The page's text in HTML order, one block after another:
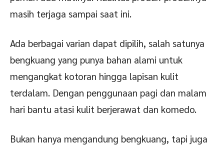
masih terjaga sampai saat ini.
Ada berbagai varian dapat dipilih, salah satunya
bengkuang yang punya bahan alami untuk
mengangkat kotoran hingga lapisan kulit
terdalam. Dengan penggunaan pagi dan malam
hari bantu atasi kulit berjerawat dan komedo.
Bukan hanya mengandung bengkuang, tapi juga